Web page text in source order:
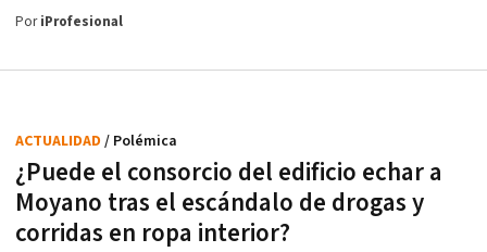
PoriProfesional
¿Puede el consorcio del edificio echar a
Moyano tras el escándalo de drogas y
corridas en ropa interior?
ACTUALIDAD / Polémica